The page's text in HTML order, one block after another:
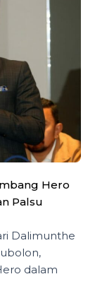
Hero
Palsu
Dalimunthe
dalam